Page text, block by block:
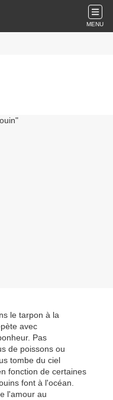
MENU
le tarpon à la
avec
Pas
de poissons ou
tombe du ciel
fonction de certaines
font à l'océan.
l'amour au